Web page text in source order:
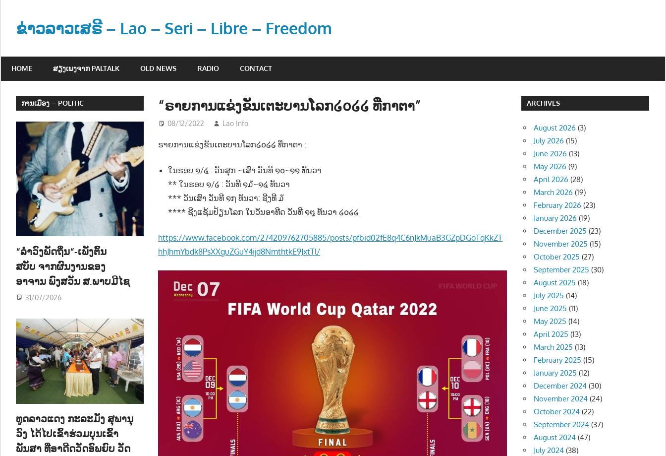
contentຂ່າວລາວເສຣີ – Lao – Seri – Libre – Freedom
ວ
ະ
ຂ່
າ
ວ
າ
HOME ສຽງເພງຈາກ PALTALK OLD NEWS RADIO CONTACT
“ຣາຍການແຂ່ງຂັນເຕະບານໂລກ໒໐໒໒ ທີ່ກາຕາ”
08/12/2022 Lao Info
ຮາຍການແຂ່ງຂັນເຕະບານໂລກ໒໐໒໒ ທີ່ກາຕາ :
ໃນຮອບ ໑/໔ : ວັນສຸກ ~ເສົາ ວັນທີ ໑໐~໑໑ ທັນວາ
** ໃນຮອບ ໑/໒ : ວັນທີ ໑໓~໑໔ ທັນວາ
*** ວັນເສົາ ວັນທີ ໑໗ ທັນວາ: ຊີງທີ ໓
**** ຊີງແຊ້ມປ້ຽນໂລກ ໃນວັນອາທີດ ວັນທີ ໑໘ ທັນວາ ໒໐໒໒
https://www.facebook.com/274209762705885/posts/pfbid02fE8q4C6nJkMuaB3GZpDGoTqKkZT
hhJhmYbdk8PsXXguZGuY4ijd8NmthtkE9JxtTl/
ການເມືອງ – POLITIC
“ລຳວົງພັດຖິ່ນ“-ເພັງຕົ້ນ
ສບັບ ຈາກຜົນງານຂອງ
ອາຈານ ພົງສວັນ ສ.ພາບມີໄຊ
31/07/2026
ທູດລາວແດງ ກະລະມັງ ສຸພານຸ
ວົງ ໄດ້ໄປເຂົ້າຮ່ວມບຸນເຂົ້າ
ພັນສາ ທີ່ອາດີດວັດອົພຍົບ ວັດ
ARCHIVES
August 2026 (3)
July 2026 (15)
June 2026 (13)
May 2026 (9)
April 2026 (28)
March 2026 (19)
February 2026 (23)
January 2026 (19)
December 2025 (23)
November 2025 (15)
October 2025 (27)
September 2025 (30)
August 2025 (18)
July 2025 (14)
June 2025 (11)
May 2025 (14)
April 2025 (13)
March 2025 (13)
February 2025 (15)
January 2025 (12)
December 2024 (30)
November 2024 (24)
October 2024 (22)
September 2024 (37)
August 2024 (47)
July 2024 (38)